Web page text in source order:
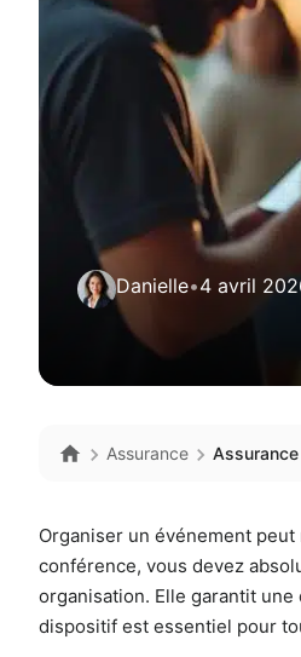
Danielle•4 avril
Assurance
Organiser un événement
conférence, vous devez
organisation. Elle garantit
dispositif est essentiel pour